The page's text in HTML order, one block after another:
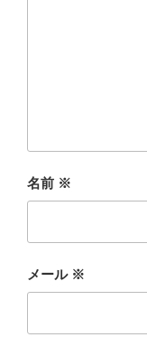
名前 ※
メール ※